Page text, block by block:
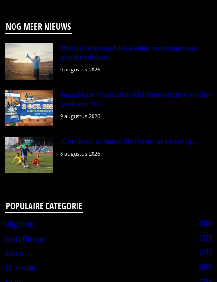
NOG MEER NIEUWS
[Video] Lil Kleine geeft kijkje achter de schermen van
grootste soloshow...
9 augustus 2026
House Flipper Remastered Collection verschijnt in oktober
fysiek voor PS5
9 augustus 2026
FC Den Bosch en Almere City FC delen de punten bij...
8 augustus 2026
POPULAIRE CATEGORIE
Uitgelicht
5008
Sport Nieuws
2328
Sports
2212
TV Nieuws
2097